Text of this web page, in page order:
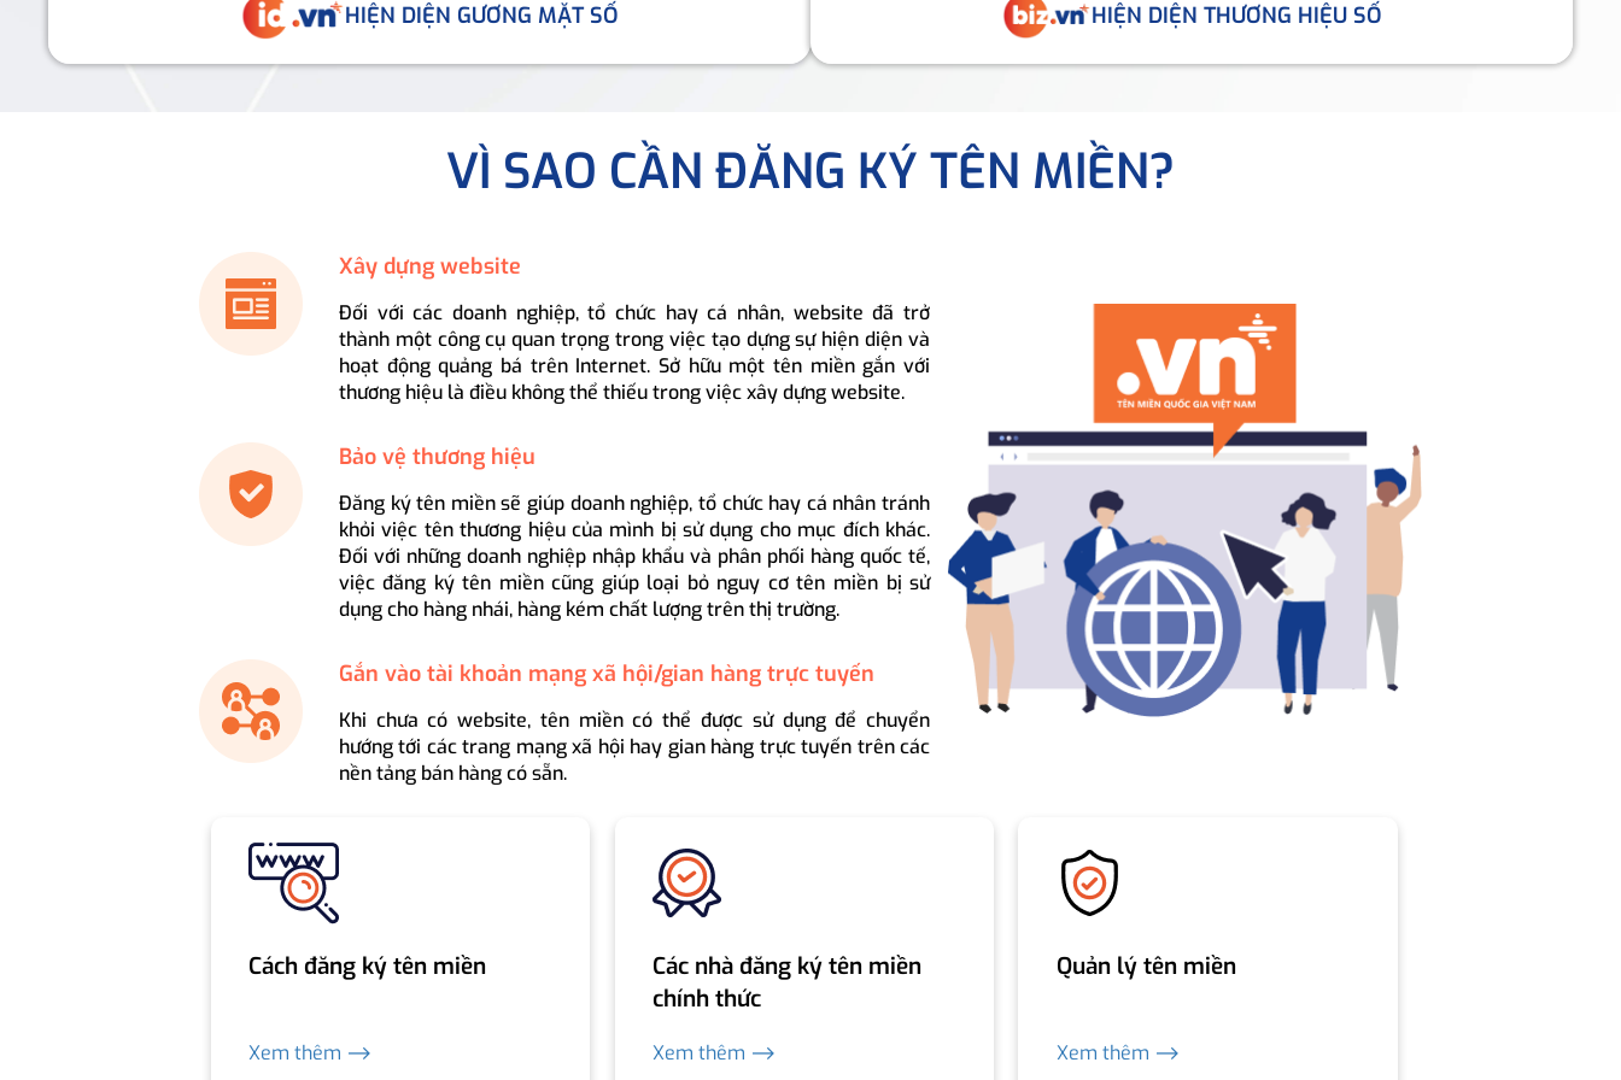
HIỆN DIỆN GƯƠNG MẶT SỐ HIỆN DIỆN THƯƠNG HIỆU SỐ
VÌ SAO CẦN ĐĂNG KÝ TÊN MIỀN?
Xây dựng website
Đối với các doanh nghiệp, tổ chức hay cá nhân, website đã trở
thành một công cụ quan trọng trong việc tạo dựng sự hiện diện và
hoạt động quảng bá trên Internet. Sở hữu một tên miền gắn với
thương hiệu là điều không thể thiếu trong việc xây dựng website.
Bảo vệ thương hiệu
Đăng ký tên miền sẽ giúp doanh nghiệp, tổ chức hay cá nhân tránh
khỏi việc tên thương hiệu của mình bị sử dụng cho mục đích khác.
Đối với những doanh nghiệp nhập khẩu và phân phối hàng quốc tế,
việc đăng ký tên miền cũng giúp loại bỏ nguy cơ tên miền bị sử
dụng cho hàng nhái, hàng kém chất lượng trên thị trường.
Gắn vào tài khoản mạng xã hội/gian hàng trực tuyến
Khi chưa có website, tên miền có thể được sử dụng để chuyển
hướng tới các trang mạng xã hội hay gian hàng trực tuyến trên các
nền tảng bán hàng có sẵn.
Cách đăng ký tên miền
Xem thêm ⟶
Các nhà đăng ký tên miền
chính thức
Xem thêm ⟶
Quản lý tên miền
Xem thêm ⟶